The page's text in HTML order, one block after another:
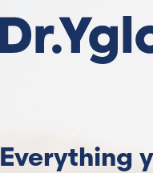
Everything